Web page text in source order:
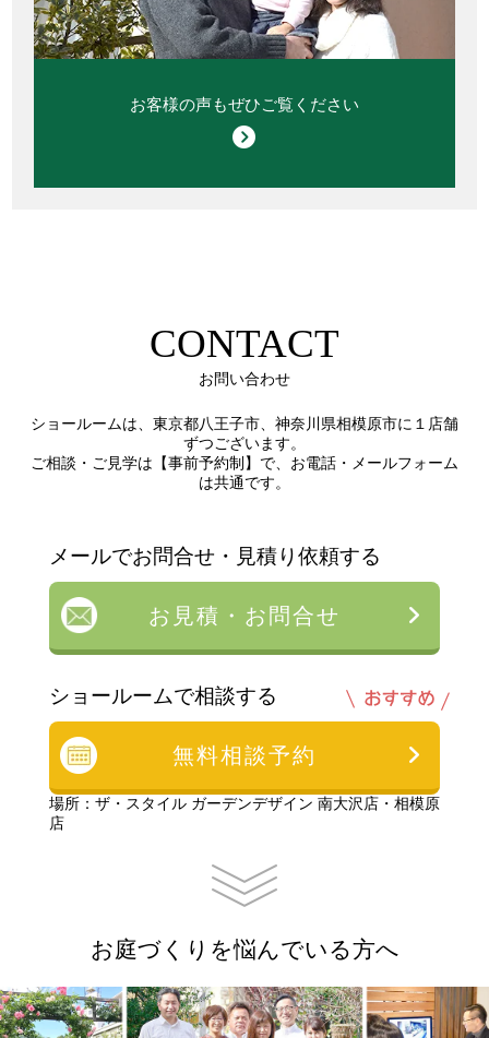
お客様の声もぜひご覧ください
CONTACT
お問い合わせ
ショールームは、東京都八王子市、神奈川県相模原市に１店舗
ずつございます。
ご相談・ご見学は【事前予約制】で、お電話・メールフォーム
は共通です。
メールでお問合せ・見積り依頼する
お見積・お問合せ
ショールームで相談する
無料相談予約
場所：ザ・スタイル ガーデンデザイン 南大沢店・相模原
店
お庭づくりを悩んでいる方へ